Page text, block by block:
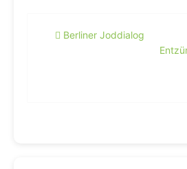
Berliner Joddialog